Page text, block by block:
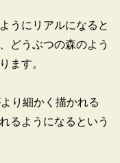
うにリアルになると
どうぶつの森のよう
ます。
り細かく描かれる
るようになるという